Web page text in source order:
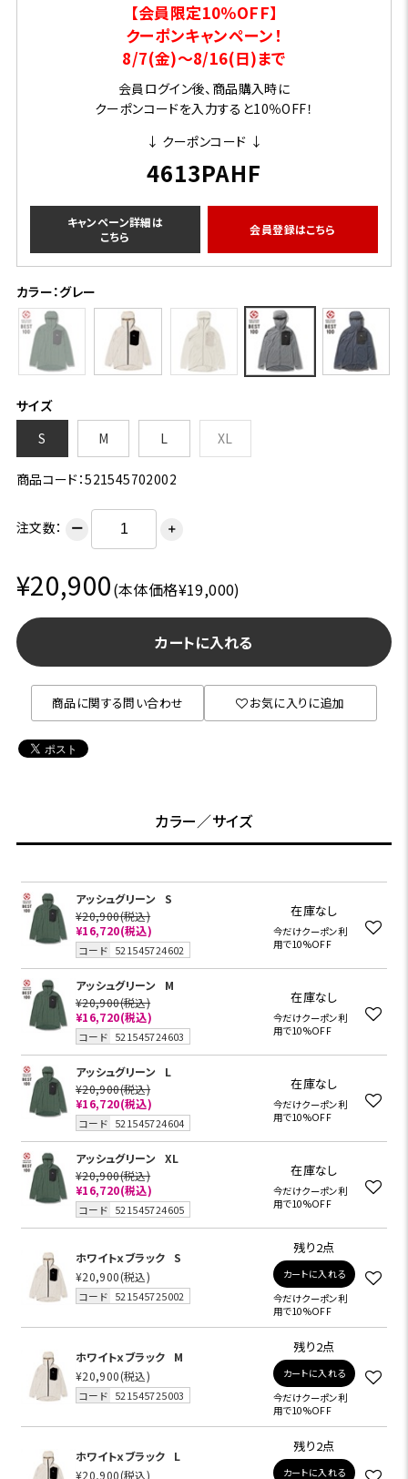
【会員限定10％OFF】
クーポンキャンペーン！
8/7(金)～8/16(日)まで
会員ログイン後、商品購入時に
クーポンコードを入力すると10％OFF！
↓ クーポンコード ↓
4613PAHF
キャンペーン詳細は
こちら
会員登録はこちら
カラー：グレー
サイズ
S
M L XL
商品コード：521545702002
注文数： ー ＋
¥20,900(本体価格¥19,000)
カートに入れる
商品に関する問い合わせ お気に入りに追加
カラー／サイズ
アッシュグリーン S
¥20,900(税込)
¥16,720(税込)
コード 521545724602
在庫なし
今だけクーポン利
用で10%OFF
アッシュグリーン
M
¥20,900(税込)
¥16,720(税込)
コード 521545724603
在庫なし
今だけクーポン利
用で10%OFF
アッシュグリーン
L
¥20,900(税込)
¥16,720(税込)
コード 521545724604
在庫なし
今だけクーポン利
用で10%OFF
アッシュグリーン XL
¥20,900(税込)
¥16,720(税込)
コード 521545724605
在庫なし
今だけクーポン利
用で10%OFF
ホワイトｘブラック
S
¥20,900(税込)
コード 521545725002
残り2点
カートに入れる
今だけクーポン利
用で10%OFF
ホワイトｘブラック
M
¥20,900(税込)
コード 521545725003
残り2点
カートに入れる
今だけクーポン利
用で10%OFF
ホワイトｘブラック
L
¥20,900(税込)
残り2点
カートに入れる